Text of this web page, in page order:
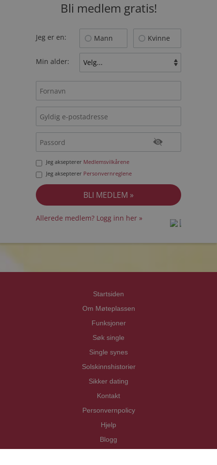
Bli medlem gratis!
Jeg er en: Mann Kvinne
Min alder:
Jeg aksepterer Medlemsvilkårene
Jeg aksepterer Personvernreglene
Allerede medlem? Logg inn her »
Startsiden
Om Møteplassen
Funksjoner
Søk single
Single synes
Solskinnshistorier
Sikker dating
Kontakt
Personvernpolicy
Hjelp
Blogg